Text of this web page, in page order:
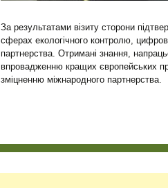
За результатами візиту сторони
сферах екологічного контролю,
партнерства. Отримані знання,
впровадженню кращих європейських
зміцненню міжнародного партнерства.